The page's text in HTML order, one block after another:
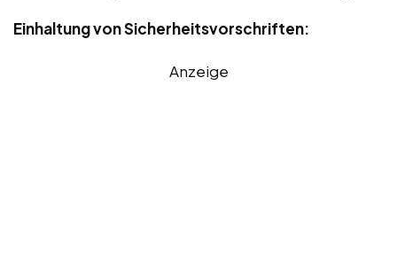
Einhaltung von Sicherheitsvorschriften:
Anzeige